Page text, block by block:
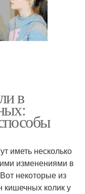
в
иметь несколько
изменениями в
некоторые из
кишечных колик у